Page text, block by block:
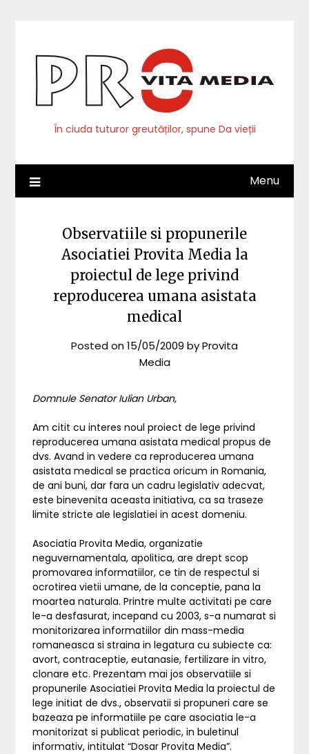
În ciuda tuturor greutăților, spune Da vieții
Menu
Observatiile si propunerile
Asociatiei Provita Media la
proiectul de lege privind
reproducerea umana asistata
medical
Posted on15/05/2009 byProvita
Media
Domnule Senator Iulian Urban,
Am citit cu interes noul proiect de lege privind
reproducerea umana asistata medical propus de
dvs. Avand in vedere ca reproducerea umana
asistata medical se practica oricum in Romania,
de ani buni, dar fara un cadru legislativ adecvat,
este binevenita aceasta initiativa, ca sa traseze
limite stricte ale legislatiei in acest domeniu.
Asociatia Provita Media, organizatie
neguvernamentala, apolitica, are drept scop
promovarea informatiilor, ce tin de respectul si
ocrotirea vietii umane, de la conceptie, pana la
moartea naturala. Printre multe activitati pe care
le-a desfasurat, incepand cu 2003, s-a numarat si
monitorizarea informatiilor din mass-media
romaneasca si straina in legatura cu subiecte ca:
avort, contraceptie, eutanasie, fertilizare in vitro,
clonare etc. Prezentam mai jos observatiile si
propunerile Asociatiei Provita Media la proiectul de
lege initiat de dvs., observatii si propuneri care se
bazeaza pe informatiile pe care asociatia le-a
monitorizat si publicat periodic, in buletinul
informativ, intitulat “Dosar Provita Media”.